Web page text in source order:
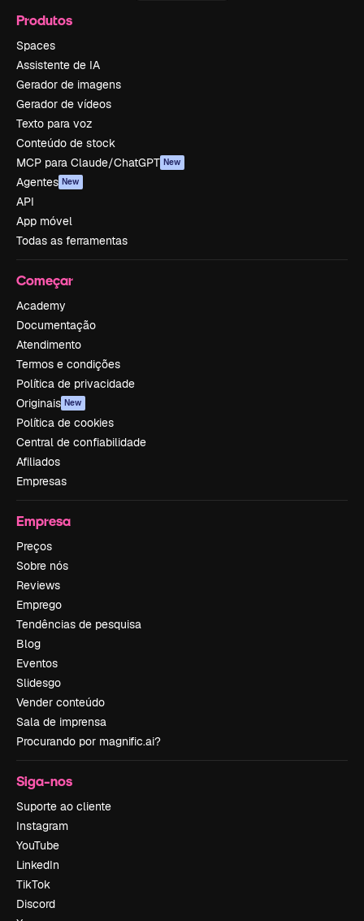
Produtos
Spaces
Assistente de IA
Gerador de imagens
Gerador de vídeos
Texto para voz
Conteúdo de stock
MCP para Claude/ChatGPT New
Agentes New
API
App móvel
Todas as ferramentas
Começar
Academy
Documentação
Atendimento
Termos e condições
Política de privacidade
Originais New
Política de cookies
Central de confiabilidade
Afiliados
Empresas
Empresa
Preços
Sobre nós
Reviews
Emprego
Tendências de pesquisa
Blog
Eventos
Slidesgo
Vender conteúdo
Sala de imprensa
Procurando por magnific.ai?
Siga-nos
Suporte ao cliente
Instagram
YouTube
LinkedIn
TikTok
Discord